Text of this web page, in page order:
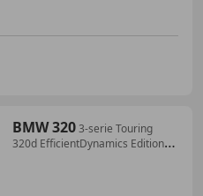
BMW 3203-serie Touring
320d EfficientDynamics Edition